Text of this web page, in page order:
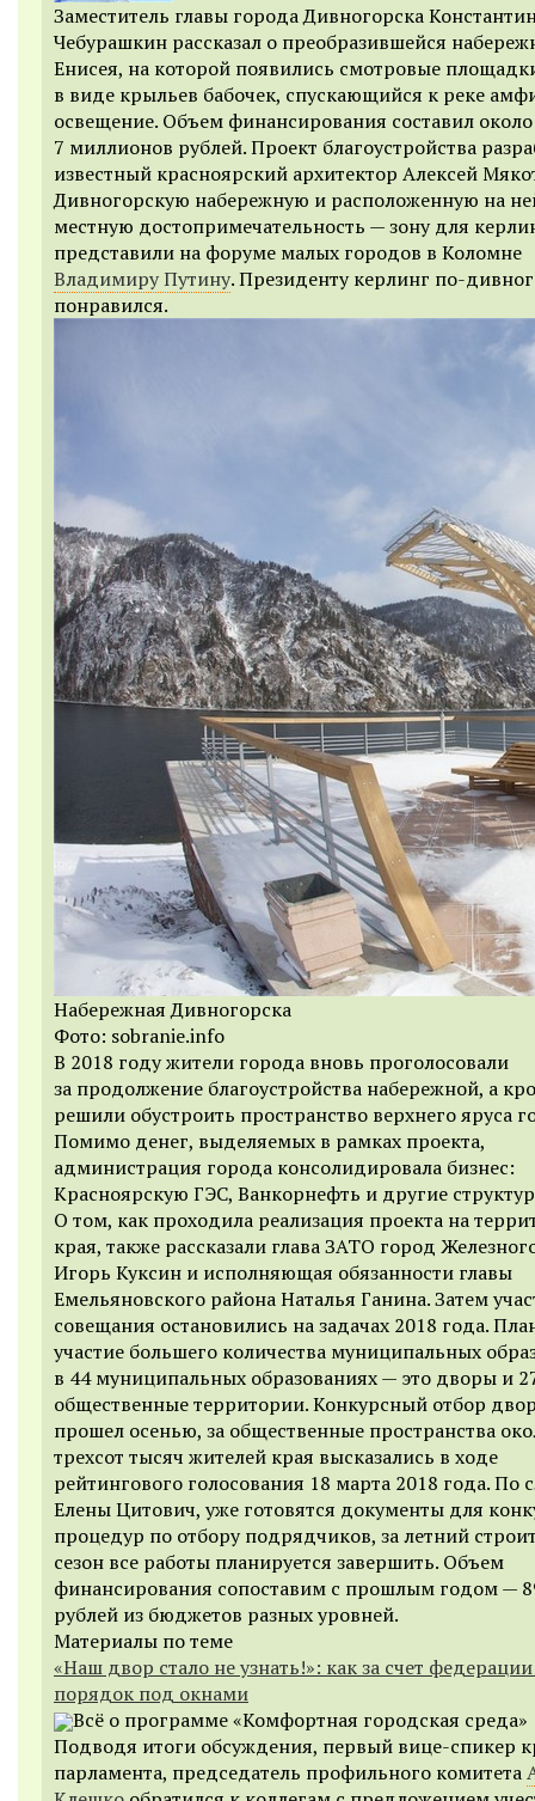
Заместитель главы города Дивногорска
Чебурашкин рассказал о преобразившейся
Енисея, на которой появились смотровые
в виде крыльев бабочек, спускающийся к реке
освещение. Объем финансирования составил около
7 миллионов рублей. Проект благоустройства
известный красноярский архитектор Алексей
Дивногорскую набережную и расположенную на
местную достопримечательность — зону для
представили на форуме малых городов в Коломне
Владимиру Путину. Президенту керлинг по-
понравился.
Набережная Дивногорска
Фото: sobranie.info
В 2018 году жители города вновь проголосовали
за продолжение благоустройства набережной, а
решили обустроить пространство верхнего яруса
Помимо денег, выделяемых в рамках проекта,
администрация города консолидировала бизнес:
Красноярскую ГЭС, Ванкорнефть и другие
О том, как проходила реализация проекта на
края, также рассказали глава ЗАТО город
Игорь Куксин и исполняющая обязанности главы
Емельяновского района Наталья Ганина. Затем
совещания остановились на задачах 2018 года.
участие большего количества муниципальных
в 44 муниципальных образованиях — это дворы и
общественные территории. Конкурсный отбор
прошел осенью, за общественные пространства
трехсот тысяч жителей края высказались в ходе
рейтингового голосования 18 марта 2018 года. По
Елены Цитович, уже готовятся документы для
процедур по отбору подрядчиков, за летний
сезон все работы планируется завершить. Объем
финансирования сопоставим с прошлым годом —
рублей из бюджетов разных уровней.
Материалы по теме
«Наш двор стало не узнать!»: как за счет
порядок под окнами
Всё о программе «Комфортная городская среда»
Подводя итоги обсуждения, первый вице-спикер
парламента, председатель профильного комитета